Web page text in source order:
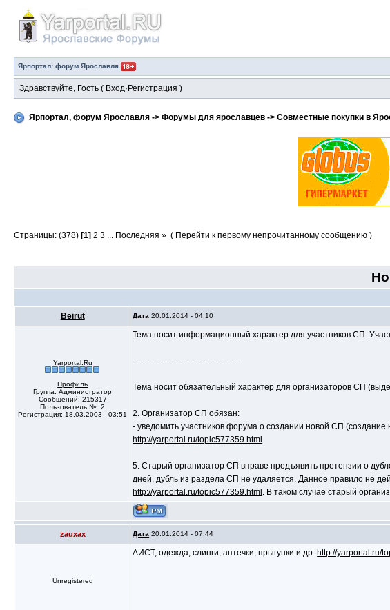
Ярпортал: форум Ярославля
Здравствуйте, Гость ( Вход· Регистрация )
Ярпортал, форум Ярославля ->Форумы для ярославцев ->Совместные покупки в
Страницы: (378) [1] 2 3 ... Последняя » ( Перейти к первому непрочитанному сообщению )
Beirut Дата 20.01.2014 - 04:10
Yarportal.Ru
Профиль
Группа: Администратор
Сообщений: 215317
Пользователь №: 2
Регистрация: 18.03.2003 - 03:51
Тема носит информационный характер для участников СП.
======================
Тема носит обязательный характер для организаторов СП
2. Организатор СП обязан:
- уведомить участников форума о создании новой СП
http://yarportal.ru/topic577359.html
5. Старый организатор СП вправе предъявить претензии о
дней, дубль из раздела СП не удаляется. Данное правило не
http://yarportal.ru/topic577359.html . В таком случае старый
zauxax Дата 20.01.2014 - 07:44
Unregistered
АИСТ, одежда, слинги, аптечки, прыгунки и др. http://yarportal.ru/